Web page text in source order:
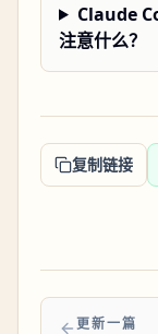
Claude
注意什么？
复制链接
更新一篇